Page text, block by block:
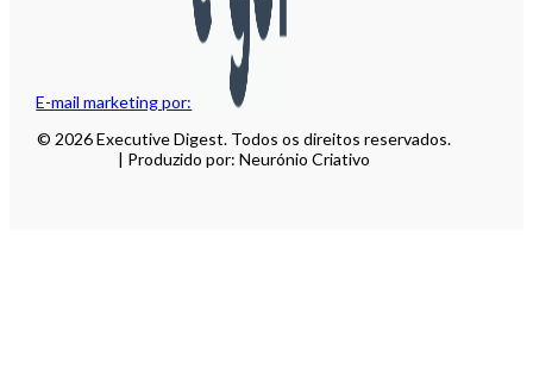
E-mail marketing por:
© 2026 Executive Digest. Todos os direitos reservados.
| Produzido por: Neurónio Criativo